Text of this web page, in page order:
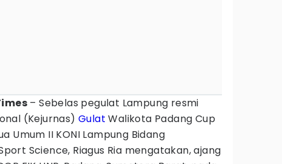
– Sebelas pegulat Lampung resmi
(Kejurnas) Gulat Walikota Padang Cup
Umum II KONI Lampung Bidang
Science, Riagus Ria mengatakan, ajang